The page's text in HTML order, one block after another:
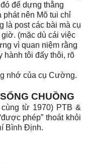
để dựng thằng
phát nên Mõ tui chỉ
là post các bài mà cụ
(mặc dù cái việc
vì quan niệm rằng
hành tôi đấy thôi, rõ
nhớ của cụ Cường.
CHUỒNG
từ 1970) PTB &
phép” thoát khỏi
Bình Định.